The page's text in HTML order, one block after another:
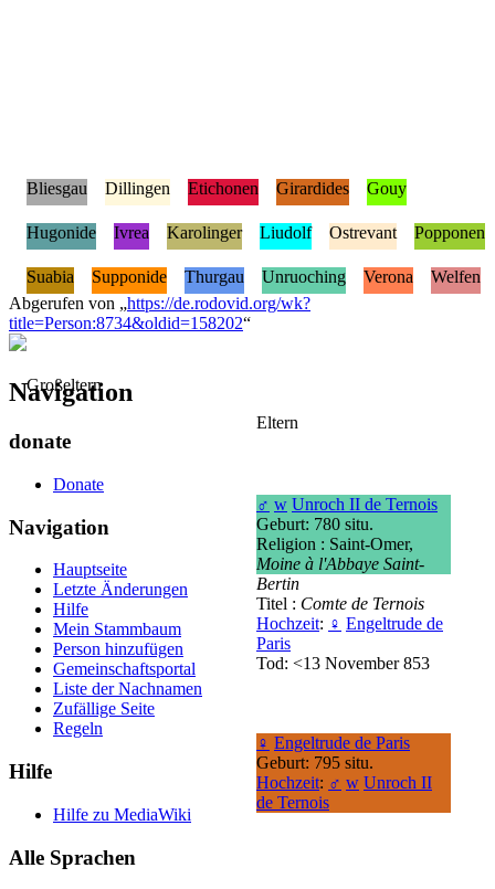
Großeltern
Eltern
♂ w Unroch II de Ternois
Geburt: 780 situ.
Religion : Saint-Omer,
Moine à l'Abbaye Saint-
Bertin
Titel : Comte de Ternois
Hochzeit: ♀ Engeltrude de
Paris
Tod: <13 November 853
♀ Engeltrude de Paris
Geburt: 795 situ.
Hochzeit: ♂ w Unroch II
de Ternois
Bliesgau Dillingen Etichonen Girardides Gouy
Hugonide Ivrea Karolinger Liudolf Ostrevant Popponen
Suabia Supponide Thurgau Unruoching Verona
Welfen
Abgerufen von „https://de.rodovid.org/wk?
title=Person:8734&oldid=158202“
Navigation
donate
Donate
Navigation
Hauptseite
Letzte Änderungen
Hilfe
Mein Stammbaum
Person hinzufügen
Gemeinschafts­portal
Liste der Nachnamen
Zufällige Seite
Regeln
Hilfe
Hilfe zu MediaWiki
Alle Sprachen